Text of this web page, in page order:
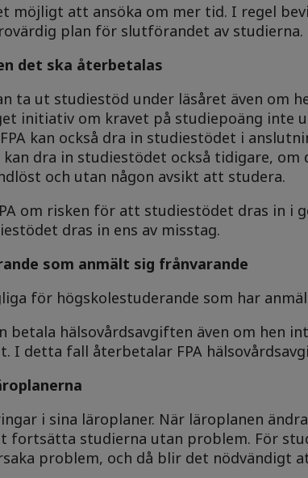
möjligt att ansöka om mer tid. I regel
plan för slutförandet av studierna.
det ska återbetalas
ta ut studiestöd under läsåret även om
initiativ om kravet på studiepoäng inte
kan också dra in studiestödet i
dra in studiestödet också tidigare,
och utan någon avsikt att studera.
om risken för att studiestödet dras in i
dras in ens av misstag.
som anmält sig frånvarande
för högskolestuderande som har
betala hälsovårdsavgiften även om hen
I detta fall återbetalar FPA
i sina läroplaner. När läroplanen
fortsätta studierna utan problem. För
problem, och då blir det nödvändigt